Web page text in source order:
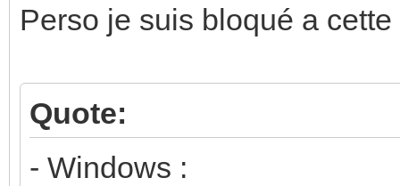
Perso je suis bloqué a cette
Quote:
- Windows :